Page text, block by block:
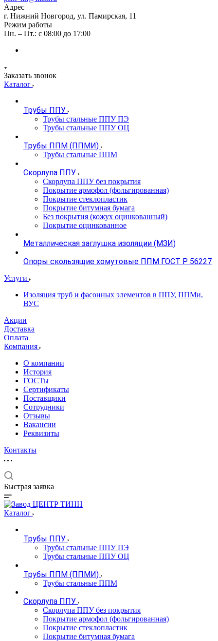
Адрес
г. Нижний Новгород, ул. Памирская, 11
Режим работы
Пн. – Пт.: с 08:00 до 17:00
Заказать звонок
Каталог
Трубы ППУ
Трубы стальные ППУ ПЭ
Трубы стальные ППУ ОЦ
Трубы ППМ (ППМИ)
Трубы стальные ППМ
Скорлупа ППУ
Скорлупа ППУ без покрытия
Покрытие армофол (фольгированная)
Покрытие стеклопластик
Покрытие битумная бумага
Без покрытия (кожух оцинкованный)
Покрытие оцинкованное
Металлическая заглушка изоляции (МЗИ)
Опоры скользящие хомутовые ППМ ГОСТ Р 56227
Услуги
Изоляция труб и фасонных элементов в ППУ, ППМи,
ВУС
Акции
Доставка
Оплата
Компания
О компании
История
ГОСТы
Сертификаты
Поставщики
Сотрудники
Отзывы
Вакансии
Реквизиты
Контакты
Быстрая заявка
Каталог
Трубы ППУ
Трубы стальные ППУ ПЭ
Трубы стальные ППУ ОЦ
Трубы ППМ (ППМИ)
Трубы стальные ППМ
Скорлупа ППУ
Скорлупа ППУ без покрытия
Покрытие армофол (фольгированная)
Покрытие стеклопластик
Покрытие битумная бумага